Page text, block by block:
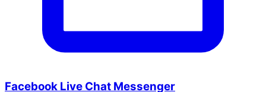
Facebook Live Chat Messenger